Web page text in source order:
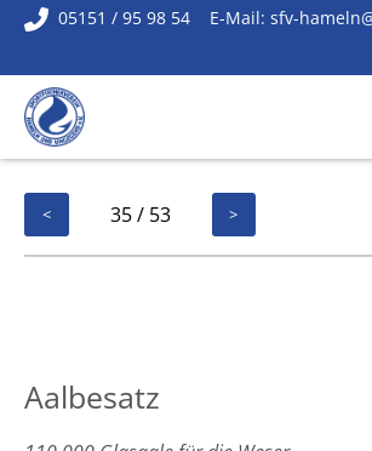
< 35 / 53 >
Aalbesatz
05151 / 95 98 54 E-Mail: sfv-